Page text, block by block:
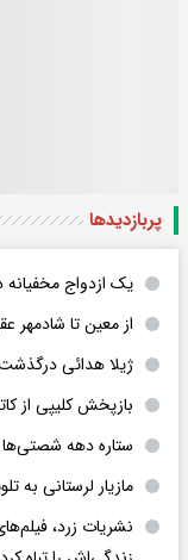
پربازدید‌ها
یک ازدواج
از معین تا شادمهر
ژیلا هدائی
بازپخش کلیپی از
ستاره دهه شصتی‌ها
مازیار لرستانی به
نشریات زرد،